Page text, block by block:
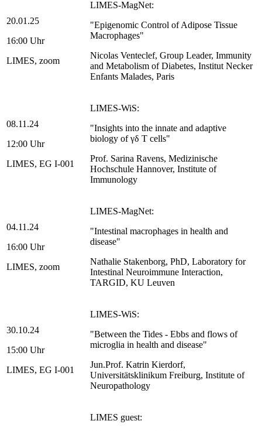
20.01.25
16:00 Uhr
LIMES, zoom
LIMES-MagNet:
"Epigenomic Control of Adipose Tissue
Macrophages"
Nicolas Venteclef, Group Leader, Immunity
and Metabolism of Diabetes, Institut Necker
Enfants Malades, Paris
08.11.24
12:00 Uhr
LIMES, EG I-001
LIMES-WiS:
"Insights into the innate and adaptive
biology of γδ T cells"
Prof. Sarina Ravens, Medizinische
Hochschule Hannover, Institute of
Immunology
04.11.24
16:00 Uhr
LIMES, zoom
LIMES-MagNet:
"Intestinal macrophages in health and
disease"
Nathalie Stakenborg, PhD, Laboratory for
Intestinal Neuroimmune Interaction,
TARGID, KU Leuven
30.10.24
15:00 Uhr
LIMES, EG I-001
LIMES-WiS:
"Between the Tides - Ebbs and flows of
microglia in health and disease"
Jun.Prof. Katrin Kierdorf,
Universitätsklinikum Freiburg, Institute of
Neuropathology
LIMES guest: